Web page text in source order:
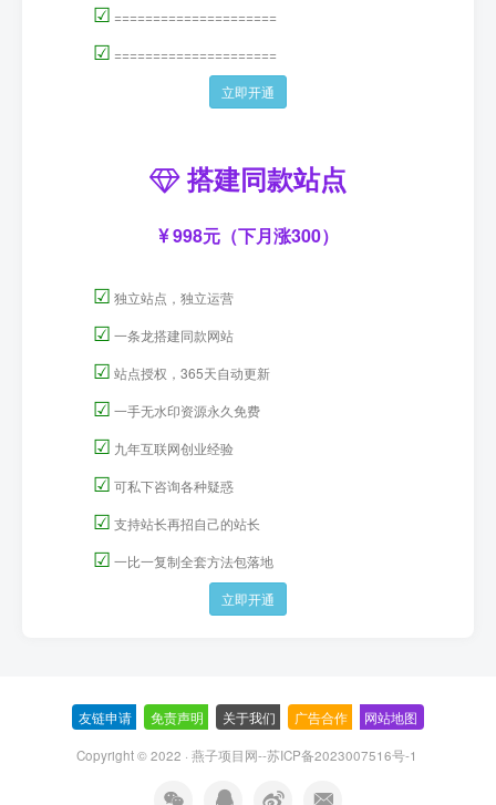
☑ =====================
☑ =====================
立即开通
搭建同款站点
998元（下月涨300）
☑ 独立站点，独立运营
☑ 一条龙搭建同款网站
☑ 站点授权，365天自动更新
☑ 一手无水印资源永久免费
☑ 九年互联网创业经验
☑ 可私下咨询各种疑惑
☑ 支持站长再招自己的站长
☑ 一比一复制全套方法包落地
立即开通
友链申请 免责声明 关于我们 广告合作 网站地图
Copyright © 2022 · 燕子项目网--苏ICP备2023007516号-1